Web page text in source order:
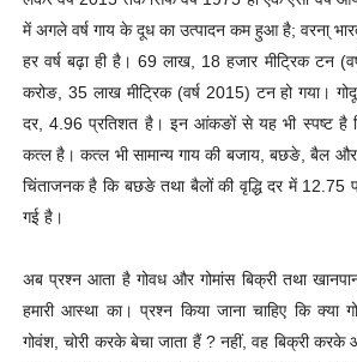
में अगले वर्ष गाय के दूध का उत्पादन कम हुआ है; वरना्
हर वर्ष बढ़ा ही है। 69 लाख, 18 हजार मीट्रिक टन
करोङ, 35 लाख मीट्रिक (वर्ष 2015) टन हो गया।
दर, 4.96 प्रतिशत है। इन आंकङों से यह भी स्पष्ट है कि
कत्ल है। कत्ल भी सामान्य गाय की बजाय, बछङे, बैल और
चिंताजनक है कि बछङे तथा बैलों की वृद्धि दर में 12.75
गई है।
अब प्रश्न आता है गोवध और गोमांस बिक्री तथा
हमारी आस्था का। प्रश्न किया जाना चाहिए कि क्या
गोवंश, चोरी करके बेचा जाता हैं ? नहीं, वह बिक्री